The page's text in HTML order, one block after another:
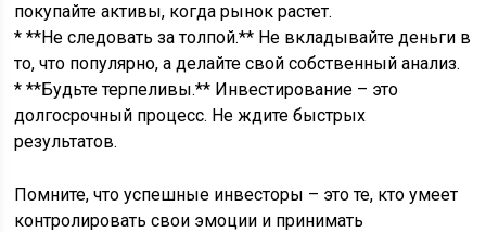
покупайте активы, когда рынок растет.
* **Не следовать за толпой.** Не вкладывайте деньги в
то, что популярно, а делайте свой собственный анализ.
* **Будьте терпеливы.** Инвестирование – это
долгосрочный процесс. Не ждите быстрых
результатов.
Помните, что успешные инвесторы – это те, кто умеет
контролировать свои эмоции и принимать